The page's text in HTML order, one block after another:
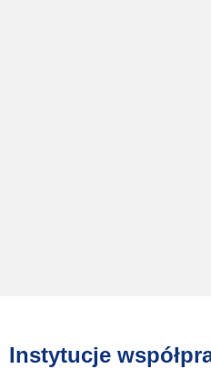
Instytucje